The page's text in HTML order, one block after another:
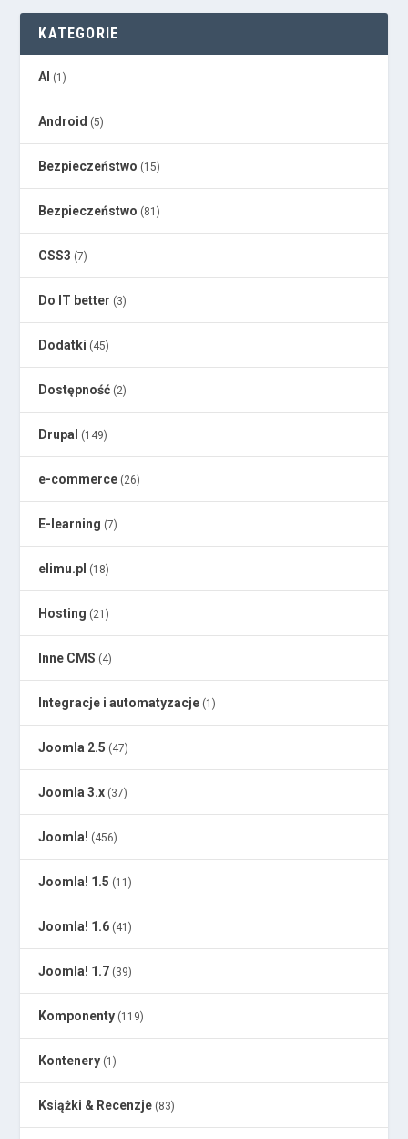
KATEGORIE
AI (1)
Android (5)
Bezpieczeństwo (15)
Bezpieczeństwo (81)
CSS3 (7)
Do IT better (3)
Dodatki (45)
Dostępność (2)
Drupal (149)
e-commerce (26)
E-learning (7)
elimu.pl (18)
Hosting (21)
Inne CMS (4)
Integracje i automatyzacje (1)
Joomla 2.5 (47)
Joomla 3.x (37)
Joomla! (456)
Joomla! 1.5 (11)
Joomla! 1.6 (41)
Joomla! 1.7 (39)
Komponenty (119)
Kontenery (1)
Książki & Recenzje (83)